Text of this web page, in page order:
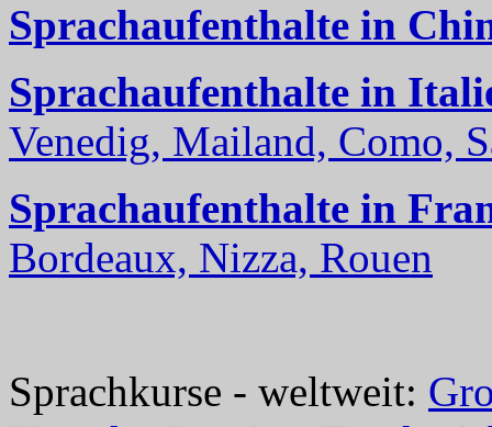
Sprachaufenthalte in
Sprachaufenthalte in
Venedig, Mailand, Como,
Sprachaufenthalte in
Bordeaux, Nizza, Rouen
Sprachkurse - weltweit: